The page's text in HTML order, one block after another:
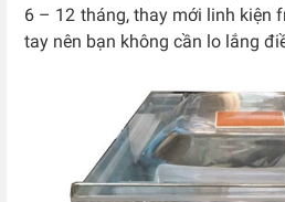
6 – 12 tháng, thay mới linh kiện
tay nên bạn không cần lo lắng